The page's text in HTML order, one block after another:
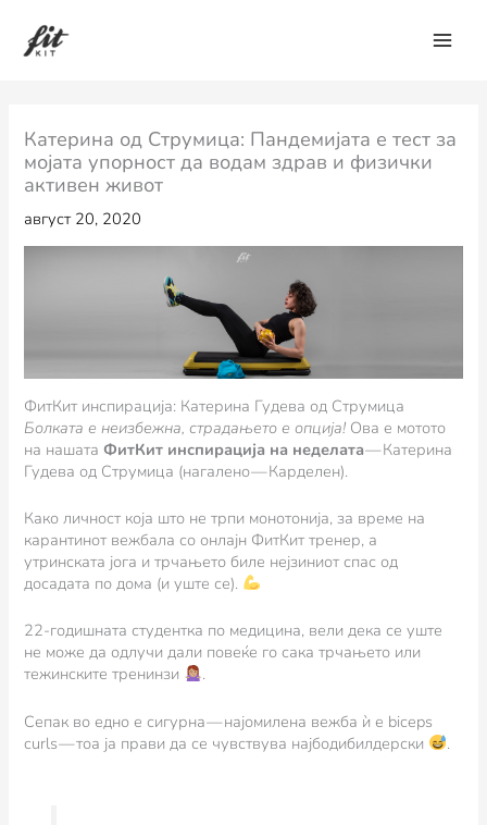
content
Катерина од Струмица: Пандемијата е тест за
мојата упорност да водам здрав и физички
активен живот
август 20, 2020
ФитКит инспирација: Катерина Гудева од Струмица
Болката е неизбежна, страдањето е опција! Ова е мотото
на нашатаФитКит инспирација на неделата— Катерина
Гудева од Струмица (нагалено — Карделен).
Како личност која што не трпи монотонија, за време на
карантинот вежбала со онлајн ФитКит тренер, а
утринската јога и трчањето биле нејзиниот спас од
досадата по дома (и уште се).
22-годишната студентка по медицина, вели дека се уште
не може да одлучи дали повеќе го сака трчањето или
тежинските тренинзи
.
Сепак во едно е сигурна — најомилена вежба ѝ е biceps
curls — тоа ја прави да се чувствува најбодибилдерски
.